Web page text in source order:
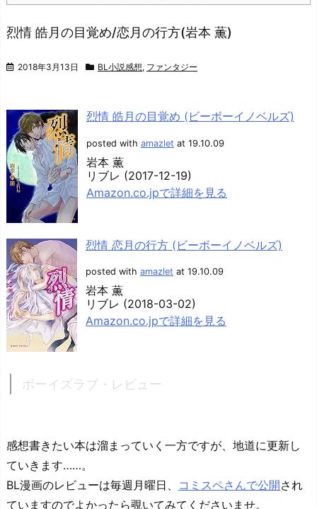
烈情 皓月の目覚め/恋月の行方(岩本 薫)
2018年3月13日 BL小説感想, ファンタジー
烈情 皓月の目覚め (ビーボーイノベルズ)
posted with amazlet at 19.10.09
岩本 薫
リブレ (2017-12-19)
Amazon.co.jpで詳細を見る
烈情 恋月の行方 (ビーボーイノベルズ)
posted with amazlet at 19.10.09
岩本 薫
リブレ (2018-03-02)
Amazon.co.jpで詳細を見る
ボーイズラブ・レビュー
感想書きたい本は溜まっていく一方ですが、地道に更新し
ていきます……。
BL漫画のレビューは毎週月曜日、 コミスペさんで公開され
ていますのでよかったら覗いてみてくださいませ。